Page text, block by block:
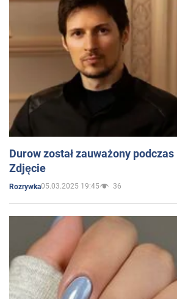
Durow został zauważony
Zdjęcie
Rozrywka05.03.2025 19:45 36